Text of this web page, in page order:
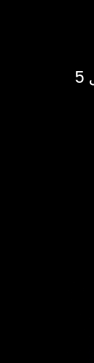
ادفع بالكريبتو في أي مكان. احصل على بطاقتك خلال 5